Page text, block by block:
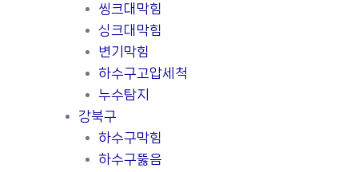
씽크대막힘
싱크대막힘
변기막힘
하수구고압세척
누수탐지
강북구
하수구막힘
하수구뚫음